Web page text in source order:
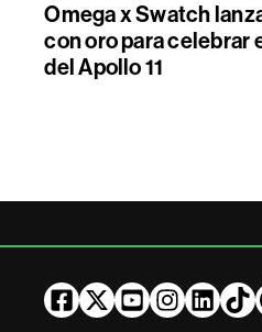
Omega x Swatch
con oro para celebrar
del Apollo 11